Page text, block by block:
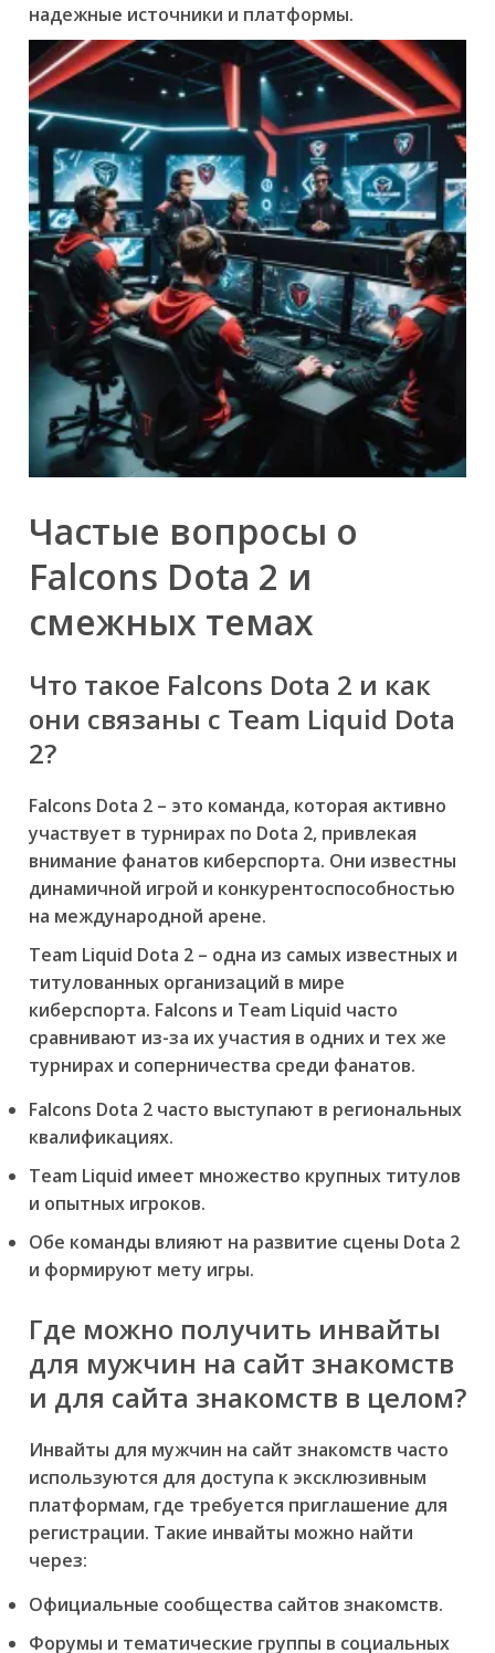
надежные источники и платформы.
Частые вопросы о
Falcons Dota 2 и
смежных темах
Что такое Falcons Dota 2 и как
они связаны с Team Liquid Dota
2?
Falcons Dota 2 – это команда, которая активно
участвует в турнирах по Dota 2, привлекая
внимание фанатов киберспорта. Они известны
динамичной игрой и конкурентоспособностью
на международной арене.
Team Liquid Dota 2 – одна из самых известных и
титулованных организаций в мире
киберспорта. Falcons и Team Liquid часто
сравнивают из-за их участия в одних и тех же
турнирах и соперничества среди фанатов.
Falcons Dota 2 часто выступают в региональных
квалификациях.
Team Liquid имеет множество крупных титулов
и опытных игроков.
Обе команды влияют на развитие сцены Dota 2
и формируют мету игры.
Где можно получить инвайты
для мужчин на сайт знакомств
и для сайта знакомств в целом?
Инвайты для мужчин на сайт знакомств часто
используются для доступа к эксклюзивным
платформам, где требуется приглашение для
регистрации. Такие инвайты можно найти
через:
Официальные сообщества сайтов знакомств.
Форумы и тематические группы в социальных